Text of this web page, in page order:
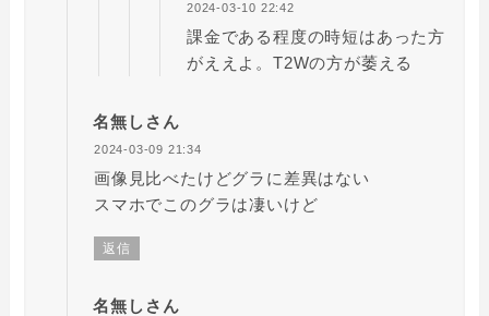
2024-03-10 22:42
課金である程度の時短はあった方
がええよ。T2Wの方が萎える
名無しさん
2024-03-09 21:34
画像見比べたけどグラに差異はない
スマホでこのグラは凄いけど
返信
名無しさん